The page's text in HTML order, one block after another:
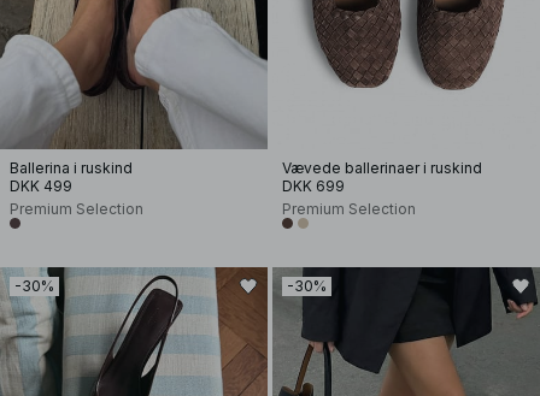
Ballerina i ruskind
DKK 499
Premium Selection
Vævede ballerinaer i ruskind
DKK 699
Premium Selection
-30% -30%